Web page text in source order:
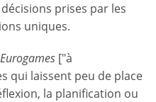
prises par les
uniques.
Eurogames ["à
qui laissent peu de place
la planification ou